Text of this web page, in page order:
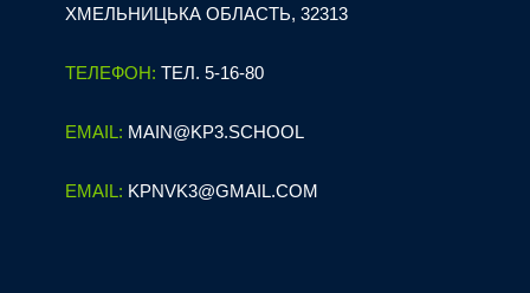
ХМЕЛЬНИЦЬКА ОБЛАСТЬ, 32313
ТЕЛЕФОН: ТЕЛ. 5-16-80
EMAIL: MAIN@KP3.SCHOOL
EMAIL: KPNVK3@GMAIL.COM